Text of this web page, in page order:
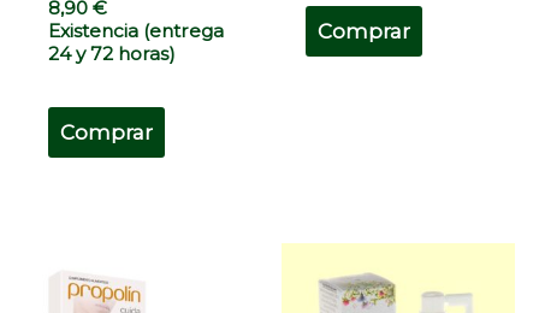
8,90€
Existencia (entrega
24 y 72 horas)
Comprar
Comprar